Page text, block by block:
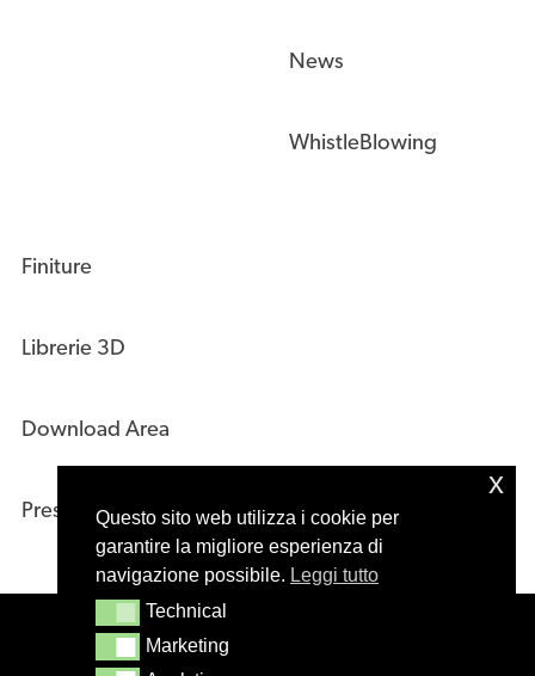
Questo sito web utilizza i cookie per
garantire la migliore esperienza di
navigazione possibile. Leggi tutto
TechnicalTechnical
MarketingMarketing
x
News
WhistleBlowing
Finiture
Librerie 3D
Download Area
Press Kit
© 2020 – Masiero s.r.l. Treviso – Italy – P.IVA